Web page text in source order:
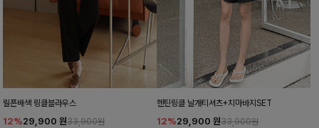
릴픈배색 링클블라우스
12%29,900 원33,900원
헨틴링클 날개티셔츠+치마바지SET
12%29,900 원33,900원